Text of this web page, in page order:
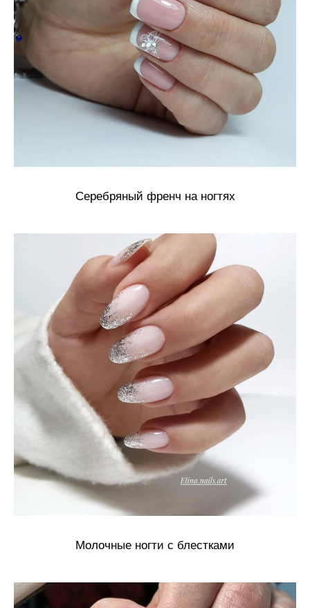
Серебряный френч на ногтях
Молочные ногти с блестками